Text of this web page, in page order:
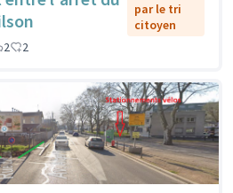
par le tri
citoyen
2 2